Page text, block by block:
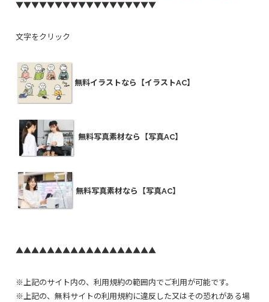
▼▼▼▼▼▼▼▼▼▼▼▼▼▼▼▼▼▼
文字をクリック
無料イラストなら【イラストAC】
無料写真素材なら【写真AC】
無料写真素材なら【写真AC】
▲▲▲▲▲▲▲▲▲▲▲▲▲▲▲▲▲▲
※上記のサイト内の、利用規約の範囲内でご利用が可能です。
※上記の、無料サイトの利用規約に違反した又はその恐れがある場